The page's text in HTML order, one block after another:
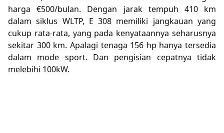
harga €500/bulan. Dengan jarak tempuh 410 km
dalam siklus WLTP, E 308 memiliki jangkauan yang
cukup rata-rata, yang pada kenyataannya seharusnya
sekitar 300 km. Apalagi tenaga 156 hp hanya tersedia
dalam mode sport. Dan pengisian cepatnya tidak
melebihi 100kW.